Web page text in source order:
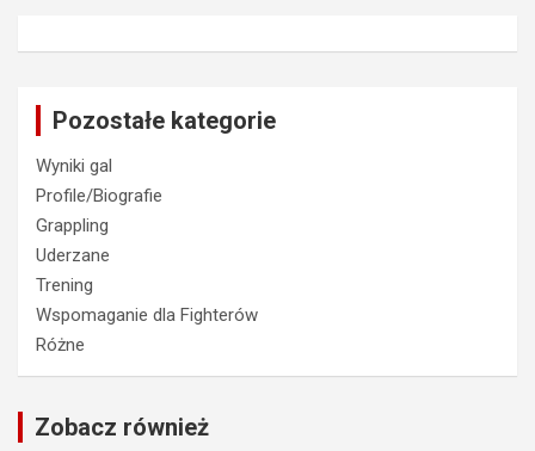
Pozostałe kategorie
Wyniki gal
Profile/Biografie
Grappling
Uderzane
Trening
Wspomaganie dla Fighterów
Różne
Zobacz również